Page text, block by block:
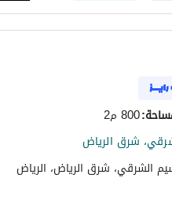
:800 م2
شرق الرياض
الشرقي، شرق الرياض، الرياض